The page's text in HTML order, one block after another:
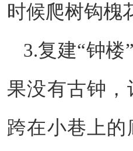
时候爬树钩槐
3.复建“钟
果没有古钟
跨在小巷上